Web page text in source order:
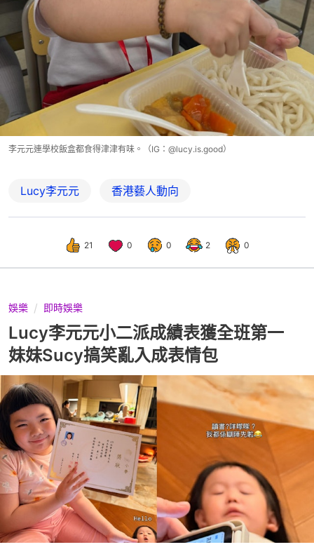
李元元連學校飯盒都食得津津有味。（IG：@lucy.is.good）
Lucy李元元 香港藝人動向
21 0 0 2 0
娛樂 即時娛樂
Lucy李元元小二派成績表獲全班第一
妹妹Sucy搞笑亂入成表情包